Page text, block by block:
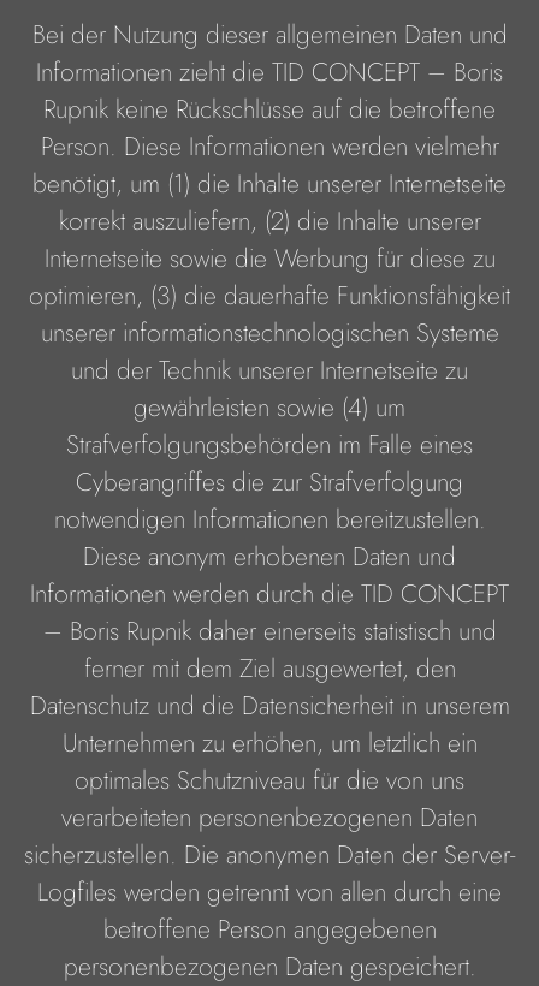
Bei der Nutzung dieser allgemeinen Daten und
Informationen zieht die TID CONCEPT – Boris
Rupnik keine Rückschlüsse auf die betroffene
Person. Diese Informationen werden vielmehr
benötigt, um (1) die Inhalte unserer Internetseite
korrekt auszuliefern, (2) die Inhalte unserer
Internetseite sowie die Werbung für diese zu
optimieren, (3) die dauerhafte Funktionsfähigkeit
unserer informationstechnologischen Systeme
und der Technik unserer Internetseite zu
gewährleisten sowie (4) um
Strafverfolgungsbehörden im Falle eines
Cyberangriffes die zur Strafverfolgung
notwendigen Informationen bereitzustellen.
Diese anonym erhobenen Daten und
Informationen werden durch die TID CONCEPT
– Boris Rupnik daher einerseits statistisch und
ferner mit dem Ziel ausgewertet, den
Datenschutz und die Datensicherheit in unserem
Unternehmen zu erhöhen, um letztlich ein
optimales Schutzniveau für die von uns
verarbeiteten personenbezogenen Daten
sicherzustellen. Die anonymen Daten der Server-
Logfiles werden getrennt von allen durch eine
betroffene Person angegebenen
personenbezogenen Daten gespeichert.